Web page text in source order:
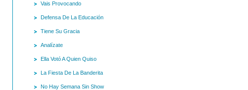
Vais Provocando
Defensa De La Educación
Tiene Su Gracia
Analízate
Ella Votó A Quien Quiso
La Fiesta De La Banderita
No Hay Semana Sin Show